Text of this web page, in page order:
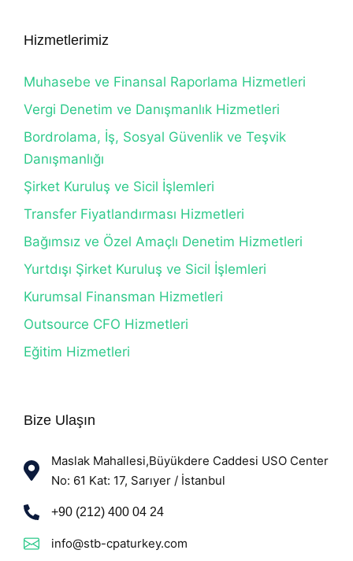
Hizmetlerimiz
Muhasebe ve Finansal Raporlama Hizmetleri
Vergi Denetim ve Danışmanlık Hizmetleri
Bordrolama, İş, Sosyal Güvenlik ve Teşvik
Danışmanlığı
Şirket Kuruluş ve Sicil İşlemleri
Transfer Fiyatlandırması Hizmetleri
Bağımsız ve Özel Amaçlı Denetim Hizmetleri
Yurtdışı Şirket Kuruluş ve Sicil İşlemleri
Kurumsal Finansman Hizmetleri
Outsource CFO Hizmetleri
Eğitim Hizmetleri
Bize Ulaşın
Maslak Mahallesi,Büyükdere Caddesi USO Center
No: 61 Kat: 17, Sarıyer / İstanbul
+90 (212) 400 04 24
info@stb-cpaturkey.com